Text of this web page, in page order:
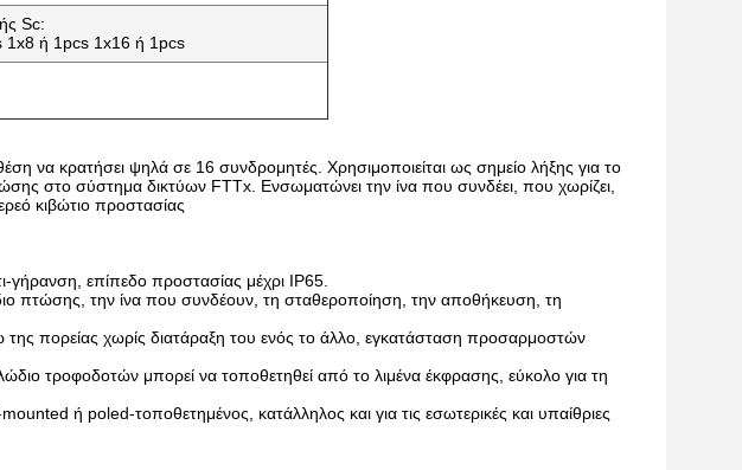
Sc:
1x8 ή 1pcs 1x16 ή 1pcs
να κρατήσει ψηλά σε 16 συνδρομητές. Χρησιμοποιείται ως σημείο λήξης για το
στο σύστημα δικτύων FTTx. Ενσωματώνει την ίνα που συνδέει, που χωρίζει,
κιβώτιο προστασίας
γήρανση, επίπεδο προστασίας μέχρι IP65.
πτώσης, την ίνα που συνδέουν, τη σταθεροποίηση, την αποθήκευση, τη
πορείας χωρίς διατάραξη του ενός το άλλο, εγκατάσταση προσαρμοστών
τροφοδοτών μπορεί να τοποθετηθεί από το λιμένα έκφρασης, εύκολο για τη
ή poled-τοποθετημένος, κατάλληλος και για τις εσωτερικές και υπαίθριες